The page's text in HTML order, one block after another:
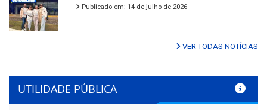
Publicado em: 14 de julho de 2026
VER TODAS NOTÍCIAS
UTILIDADE PÚBLICA